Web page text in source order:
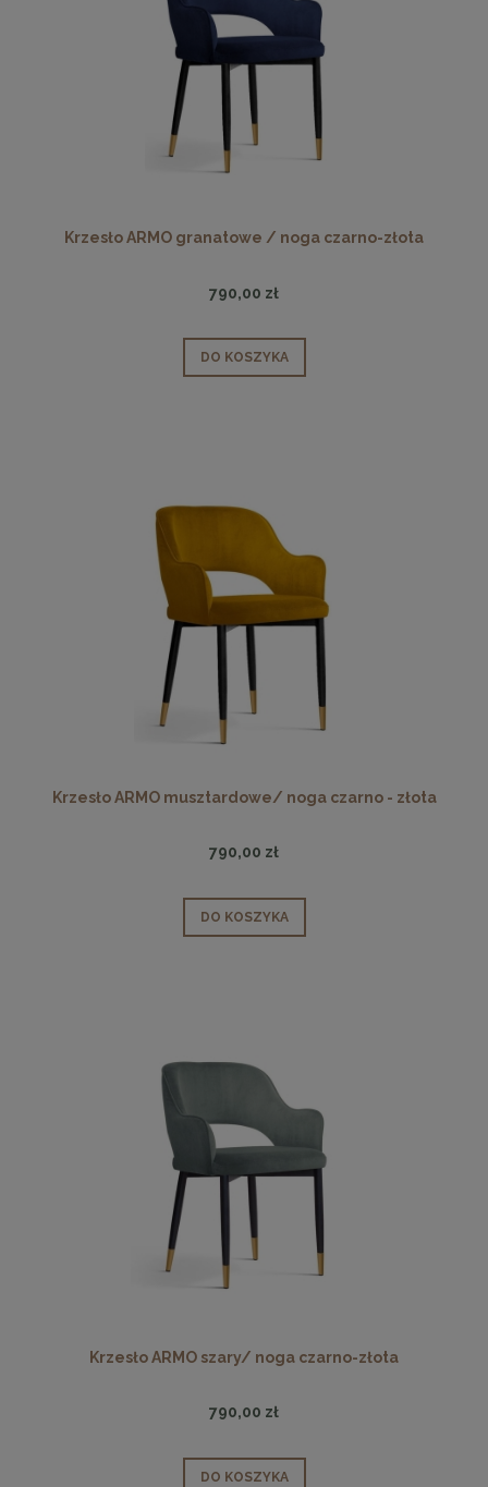
Krzesło ARMO granatowe / noga czarno-złota
790,00 zł
DO KOSZYKA
Krzesło ARMO musztardowe/ noga czarno - złota
790,00 zł
DO KOSZYKA
Krzesło ARMO szary/ noga czarno-złota
790,00 zł
DO KOSZYKA